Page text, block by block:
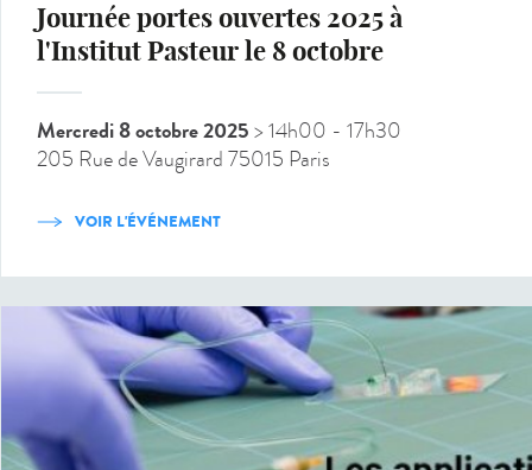
Journée portes ouvertes 2025 à
l'Institut Pasteur le 8 octobre
Mercredi 8 octobre 2025 > 14h00 - 17h30
205 Rue de Vaugirard 75015 Paris
VOIR L'ÉVÉNEMENT